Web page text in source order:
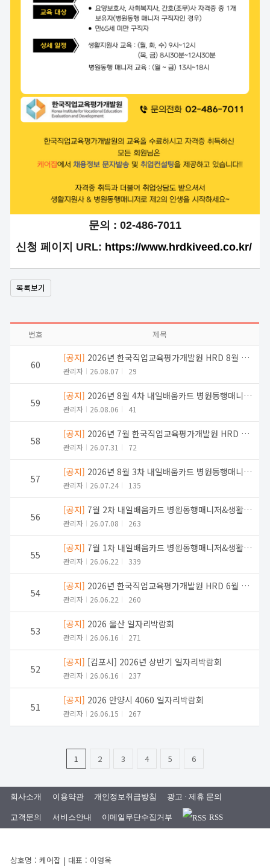
문의 : 02-486-7011
신청 페이지 URL: https://www.hrdkiveed.co.kr/
목록보기
번호 제목
60
[공지] 2026년 한국직업교육평가개발원 HRD 8월 취업컨설팅
관리자 26.08.07 29
59
[공지] 2026년 8월 4차 내일배움카드 병원동행매니저&생활지원사 교육생 모집
관리자 26.08.06 41
58
[공지] 2026년 7월 한국직업교육평가개발원 HRD 교육 병원동행매니저, 생활지원사 케어잡 취업지원 설명회
관리자 26.07.31 72
57
[공지] 2026년 8월 3차 내일배움카드 병원동행매니저&생활지원사 교육생 모집
관리자 26.07.24 135
56
[공지] 7월 2차 내일배움카드 병원동행매니저&생활지원사 교육생 모집
관리자 26.07.08 263
55
[공지] 7월 1차 내일배움카드 병원동행매니저&생활지원사 교육생 모집
관리자 26.06.22 339
54
[공지] 2026년 한국직업교육평가개발원 HRD 6월 교육과정 생활지원사 취업지원 설명회
관리자 26.06.22 260
53
[공지] 2026 울산 일자리박람회
관리자 26.06.16 271
52
[공지] [김포시] 2026년 상반기 일자리박람회
관리자 26.06.16 237
51
[공지] 2026 안양시 4060 일자리박람회
관리자 26.06.15 267
1 2 3 4 5 6
회사소개 이용약관 개인정보취급방침 광고 · 제휴 문의
고객문의 서비스안내 이메일무단수집거부 RSS
상호명 : 케어잡 | 대표 : 이영욱